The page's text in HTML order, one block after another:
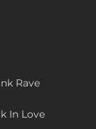
Rave
In Love